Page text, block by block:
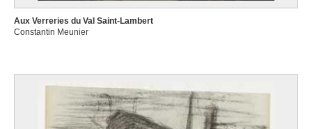
Aux Verreries du Val Saint-Lambert
Constantin Meunier